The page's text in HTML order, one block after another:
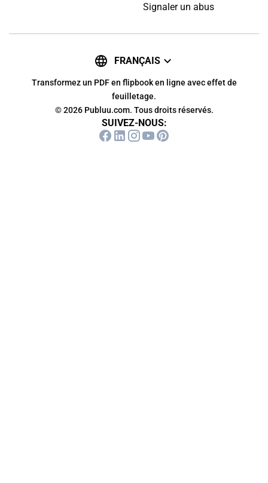
Signaler un abus
FRANÇAIS
Transformez un PDF en flipbook en ligne avec effet de
feuilletage.
© 2026 Publuu.com. Tous droits réservés.
SUIVEZ-NOUS: